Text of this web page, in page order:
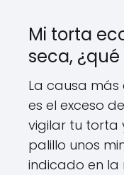
Mi torta
seca,
La causa
es el exceso
vigilar tu torta
palillo unos
indicado en la